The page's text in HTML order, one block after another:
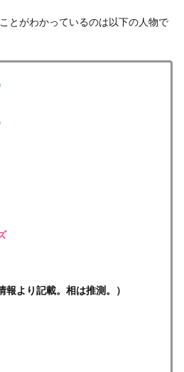
とがわかっているのは以下の人物で
報より記載。相は推測。）